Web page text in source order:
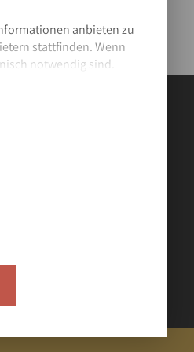
anbieten zu
stattfinden. Wenn
notwendig sind.